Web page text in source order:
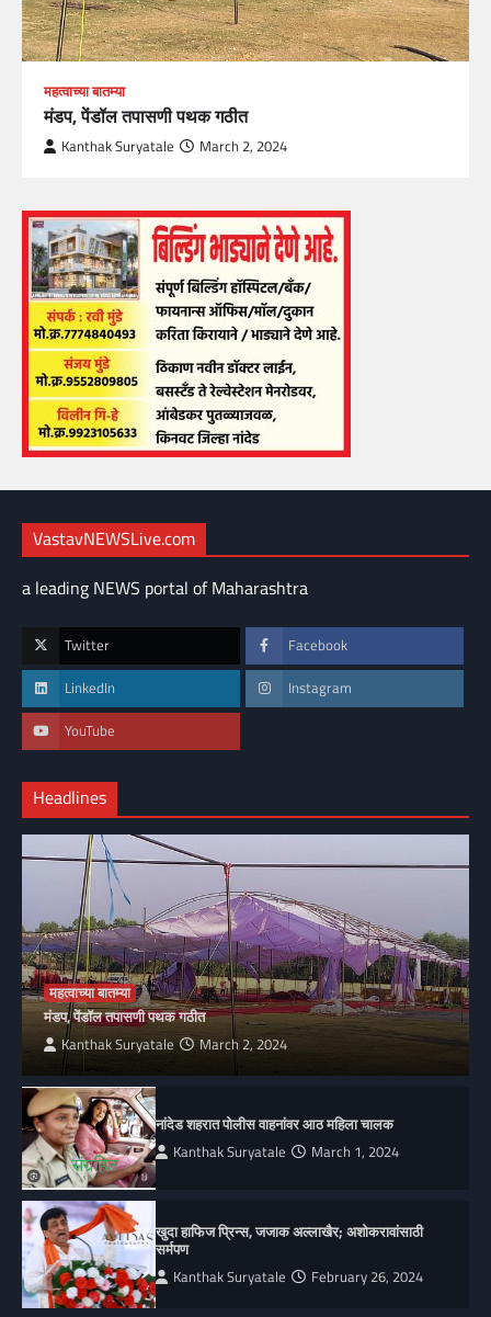
महत्वाच्या बातम्या
मंडप, पेंडॉल तपासणी पथक गठीत
Kanthak Suryatale March 2, 2024
VastavNEWSLive.com
a leading NEWS portal of Maharashtra
Twitter Facebook
LinkedIn Instagram
YouTube
Headlines
महत्वाच्या बातम्या
मंडप, पेंडॉल तपासणी पथक गठीत
Kanthak Suryatale March 2, 2024
नांदेड शहरात पोलीस वाहनांवर आठ महिला चालक
Kanthak Suryatale March 1, 2024
खुदा हाफिज प्रिन्स, जजाक अल्लाखैर; अशोकरावांसाठी
सर्मपण
Kanthak Suryatale February 26, 2024